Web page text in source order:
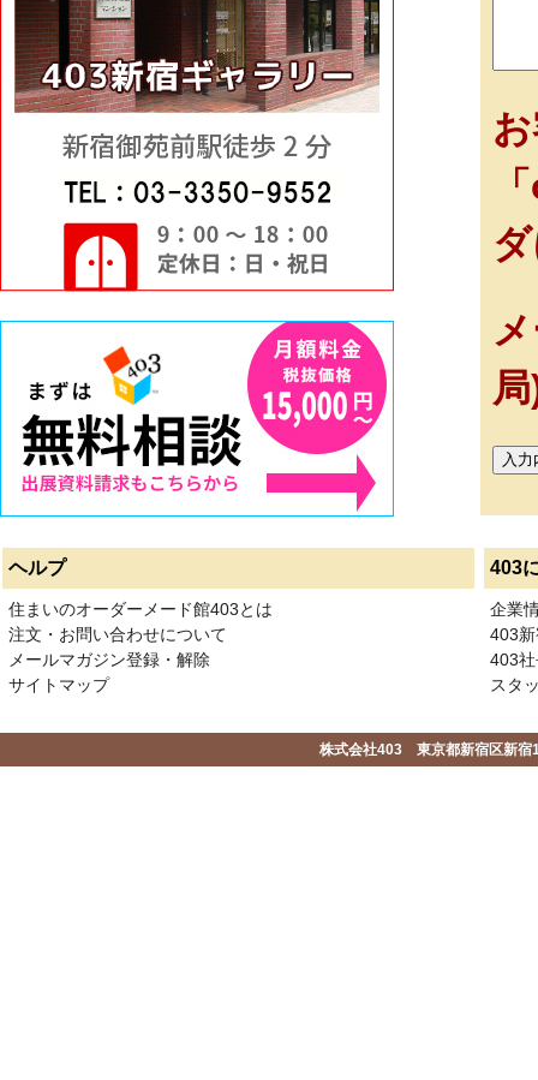
ヘルプ 403
住まいのオーダーメード館403とは
注文・お問い合わせについて
メールマガジン登録・解除
サイトマップ
企業
403
403
スタ
株式会社403 東京都新宿区新